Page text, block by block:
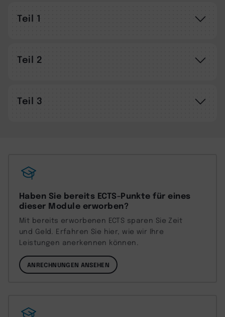
Teil 1
Teil 2
Teil 3
Haben Sie bereits ECTS-Punkte für eines
dieser Module erworben?
Mit bereits erworbenen ECTS sparen Sie Zeit
und Geld. Erfahren Sie hier, wie wir Ihre
Leistungen anerkennen können.
ANRECHNUNGEN ANSEHEN